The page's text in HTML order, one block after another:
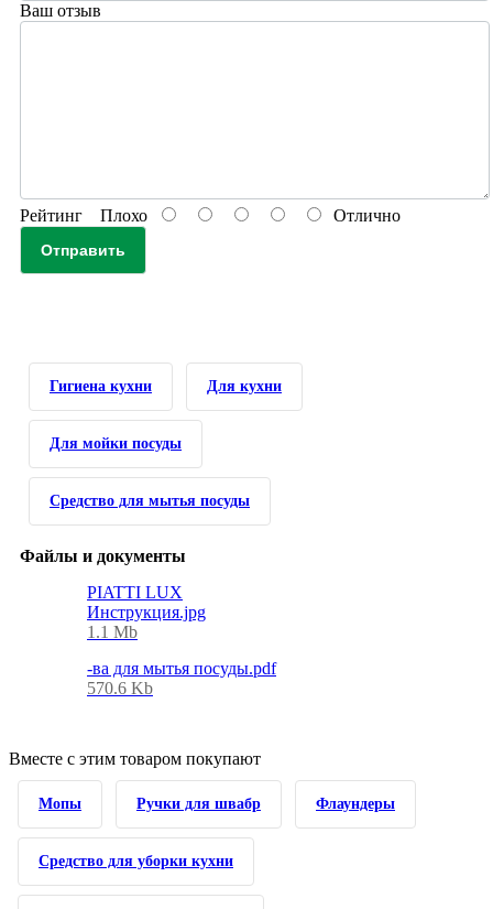
Ваш отзыв
Рейтинг Плохо Отлично
Отправить
Гигиена кухни Для кухни
Для мойки посуды
Средство для мытья посуды
Файлы и документы
PIATTI LUX
Инструкция.jpg
1.1 Mb
-ва для мытья посуды.pdf
570.6 Kb
Вместе с этим товаром покупают
Мопы Ручки для швабр Флаундеры
Средство для уборки кухни